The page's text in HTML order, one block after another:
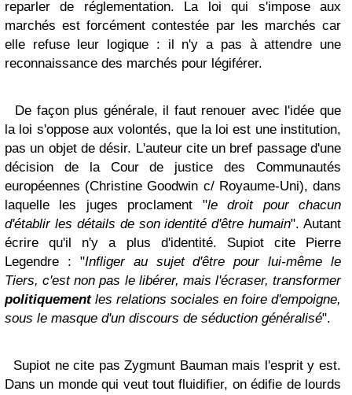
reparler de réglementation. La loi qui s'impose aux
marchés est forcément contestée par les marchés car
elle refuse leur logique : il n'y a pas à attendre une
reconnaissance des marchés pour légiférer.
De façon plus générale, il faut renouer avec l'idée que
la loi s'oppose aux volontés, que la loi est une institution,
pas un objet de désir. L'auteur cite un bref passage d'une
décision de la Cour de justice des Communautés
européennes (Christine Goodwin c/ Royaume-Uni), dans
laquelle les juges proclament "le droit pour chacun
d'établir les détails de son identité d'être humain". Autant
écrire qu'il n'y a plus d'identité. Supiot cite Pierre
Legendre : "Infliger au sujet d'être pour lui-même le
Tiers, c'est non pas le libérer, mais l'écraser, transformer
politiquementles relations sociales en foire d'empoigne,
sous le masque d'un discours de séduction généralisé".
Supiot ne cite pas Zygmunt Bauman mais l'esprit y est.
Dans un monde qui veut tout fluidifier, on édifie de lourds